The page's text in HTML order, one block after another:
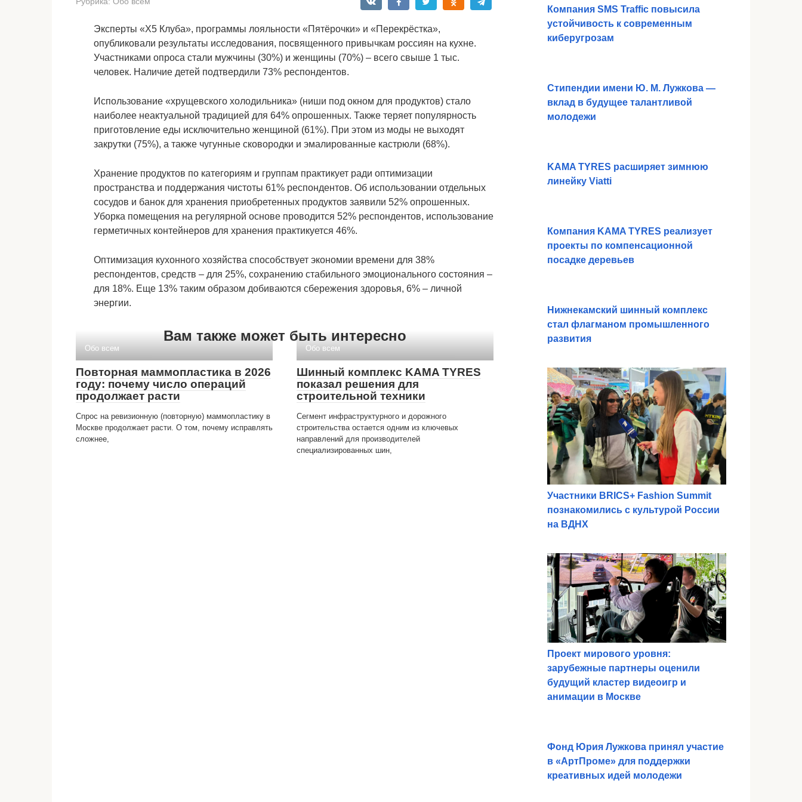
Эксперты ​​«X5 Клуба», программы лояльности «Пятёрочки» и «Перекрёстка»,
опубликовали результаты исследования, посвященного привычкам россиян на кухне.
Участниками опроса стали мужчины (30%) и женщины (70%) – всего свыше 1 тыс.
человек. Наличие детей подтвердили 73% респондентов.
Использование «хрущевского холодильника» (ниши под окном для продуктов) стало
наиболее неактуальной традицией для 64% опрошенных. Также теряет популярность
приготовление еды исключительно женщиной (61%). При этом из моды не выходят
закрутки (75%), а также чугунные сковородки и эмалированные кастрюли (68%).
Хранение продуктов по категориям и группам практикует ради оптимизации
пространства и поддержания чистоты 61% респондентов. Об использовании отдельных
сосудов и банок для хранения приобретенных продуктов заявили 52% опрошенных.
Уборка помещения на регулярной основе проводится 52% респондентов, использование
герметичных контейнеров для хранения практикуется 46%.
Оптимизация кухонного хозяйства способствует экономии времени для 38%
респондентов, средств – для 25%, сохранению стабильного эмоционального состояния –
для 18%. Еще 13% таким образом добиваются сбережения здоровья, 6% – личной
энергии.
Вам также может быть интересно
Обо всем
Повторная маммопластика в 2026
году: почему число операций
продолжает расти
Спрос на ревизионную (повторную) маммопластику в
Москве продолжает расти. О том, почему исправлять
сложнее,
Обо всем
Шинный комплекс KAMA TYRES
показал решения для
строительной техники
Сегмент инфраструктурного и дорожного
строительства остается одним из ключевых
направлений для производителей
специализированных шин,
Компания SMS Traffic повысила
устойчивость к современным
киберугрозам
Стипендии имени Ю. М. Лужкова —
вклад в будущее талантливой
молодежи
KAMA TYRES расширяет зимнюю
линейку Viatti
Компания KAMA TYRES реализует
проекты по компенсационной
посадке деревьев
Нижнекамский шинный комплекс
стал флагманом промышленного
развития
Участники BRICS+ Fashion Summit
познакомились с культурой России
на ВДНХ
Проект мирового уровня:
зарубежные партнеры оценили
будущий кластер видеоигр и
анимации в Москве
Фонд Юрия Лужкова принял участие
в «АртПроме» для поддержки
креативных идей молодежи